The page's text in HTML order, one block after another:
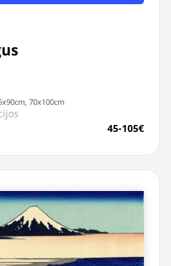
70x100cm
45-105€